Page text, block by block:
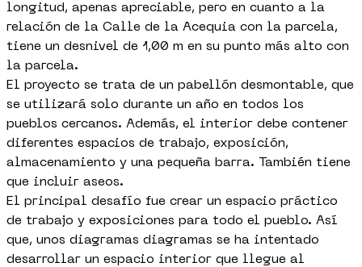
longitud, apenas apreciable, pero en cuanto a la
relación de la Calle de la Acequia con la parcela,
tiene un desnivel de 1,00 m en su punto más alto con
la parcela.
El proyecto se trata de un pabellón desmontable, que
se utilizará solo durante un año en todos los
pueblos cercanos. Además, el interior debe contener
diferentes espacios de trabajo, exposición,
almacenamiento y una pequeña barra. También tiene
que incluir aseos.
El principal desafío fue crear un espacio práctico
de trabajo y exposiciones para todo el pueblo. Así
que, unos diagramas diagramas se ha intentado
desarrollar un espacio interior que llegue al